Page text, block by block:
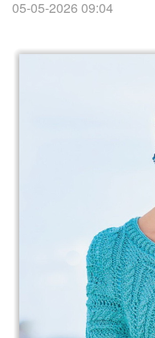
05-05-2026 09:04